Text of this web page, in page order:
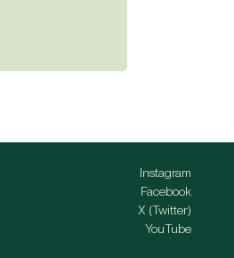
Instagram
Facebook
X (Twitter)
YouTube